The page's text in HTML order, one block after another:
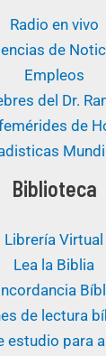
Radio en vivo
de
Empleos
del Dr.
de
Biblioteca
Librería Virtual
Lea la Biblia
de lectura
estudio para